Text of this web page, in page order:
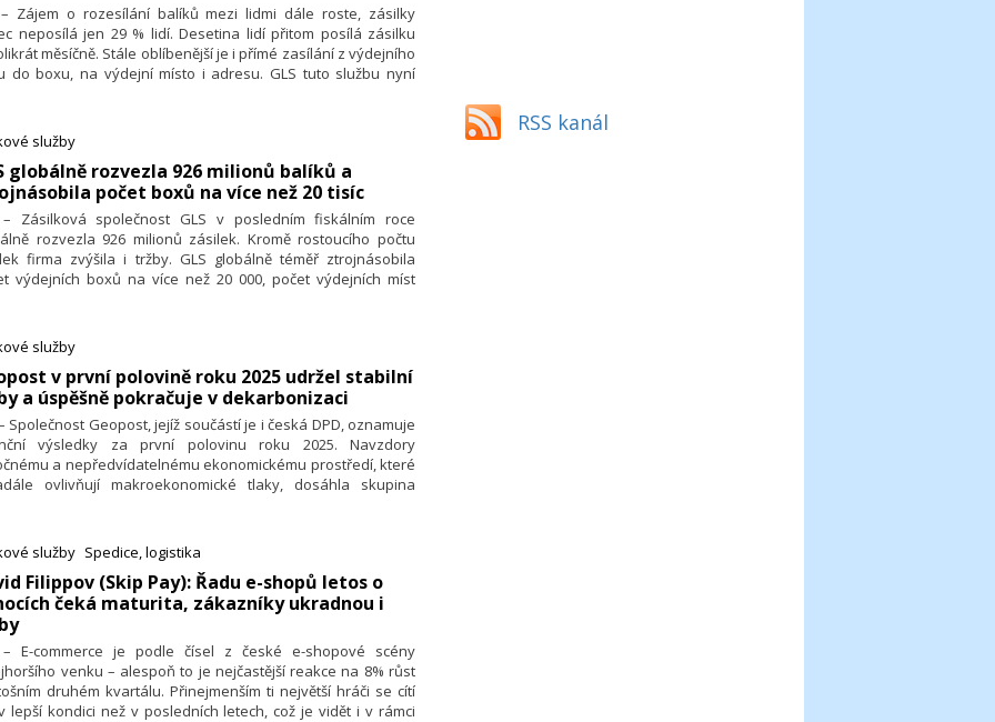
– Zájem o rozesílání balíků mezi lidmi dále roste, zásilky
neposílá jen 29 % lidí. Desetina lidí přitom posílá zásilku
měsíčně. Stále oblíbenější je i přímé zasílání z výdejního
do boxu, na výdejní místo i adresu. GLS tuto službu nyní
služby
globálně rozvezla 926 milionů balíků a
počet boxů na více než 20 tisíc
– Zásilková společnost GLS v posledním fiskálním roce
rozvezla 926 milionů zásilek. Kromě rostoucího počtu
firma zvýšila i tržby. GLS globálně téměř ztrojnásobila
výdejních boxů na více než 20 000, počet výdejních míst
ztrátách se dostala do zisku 278 milionů liber.
služby
v první polovině roku 2025 udržel stabilní
a úspěšně pokračuje v dekarbonizaci
Společnost Geopost, jejíž součástí je i česká DPD, oznamuje
výsledky za první polovinu roku 2025. Navzdory
a nepředvídatelnému ekonomickému prostředí, které
ovlivňují makroekonomické tlaky, dosáhla skupina
eur, na čemž mají zásadní podíl klíčové oblasti jako je
mimo domov, mezinárodní přeprava a přeprava
kterou Geopost realizuje ve vybraných zemích.
služby Spedice, logistika
Filippov (Skip Pay): Řadu e-shopů letos o
čeká maturita, zákazníky ukradnou i
– E-commerce je podle čísel z české e-shopové scény
venku – alespoň to je nejčastější reakce na 8% růst
druhém kvartálu. Přinejmenším ti největší hráči se cítí
lepší kondici než v posledních letech, což je vidět i v rámci
RSS kanál